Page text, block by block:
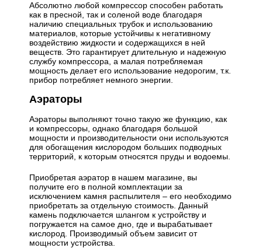
Абсолютно любой компрессор способен работать
как в пресной, так и соленой воде благодаря
наличию специальных трубок и использованию
материалов, которые устойчивы к негативному
воздействию жидкости и содержащихся в ней
веществ. Это гарантирует длительную и надежную
службу компрессора, а малая потребляемая
мощность делает его использование недорогим, т.к.
прибор потребляет немного энергии.
Аэраторы
Аэраторы выполняют точно такую же функцию, как
и компрессоры, однако благодаря большой
мощности и производительности они используются
для обогащения кислородом больших подводных
территорий, к которым относятся пруды и водоемы.
Приобретая аэратор в нашем магазине, вы
получите его в полной комплектации за
исключением камня распылителя – его необходимо
приобретать за отдельную стоимость. Данный
камень подключается шлангом к устройству и
погружается на самое дно, где и вырабатывает
кислород. Производимый объем зависит от
мощности устройства.